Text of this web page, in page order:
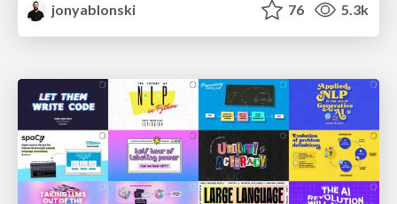
jonyablonski
76 5.3k